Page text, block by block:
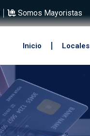
Somos Mayoristas
Inicio Locales